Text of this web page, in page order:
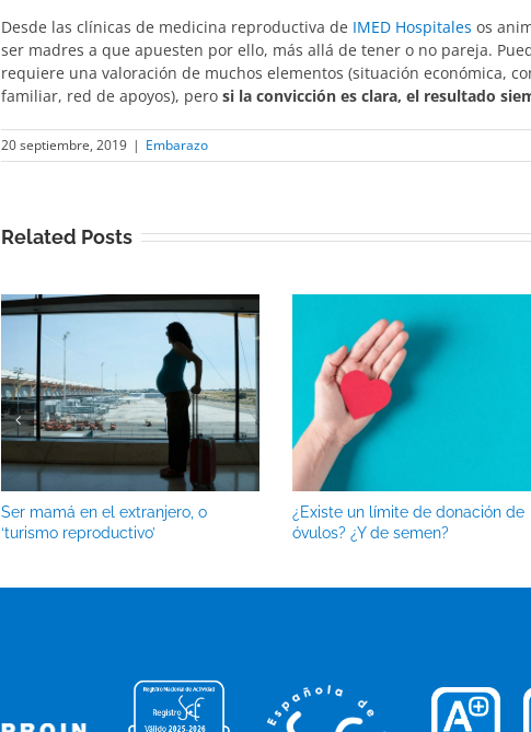
Desde las clínicas de medicina reproductiva de IMED Hospitales os
ser madres a que apuesten por ello, más allá de tener o no pareja.
requiere una valoración de muchos elementos (situación económica,
familiar, red de apoyos), pero si la convicción es clara, el resultado
20 septiembre, 2019 | Embarazo
Related Posts
Ser mamá en el extranjero, o
‘turismo reproductivo’
¿Existe un límite de donación de
óvulos? ¿Y de semen?